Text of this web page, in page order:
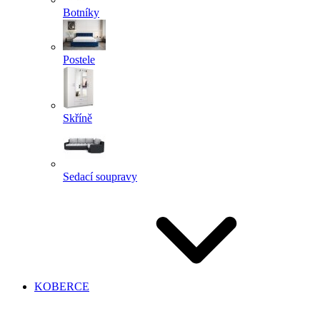
Botníky
Postele
Skříně
Sedací soupravy
KOBERCE